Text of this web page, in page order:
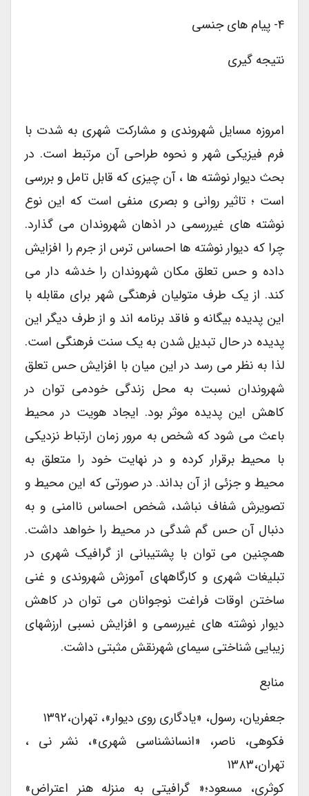
نتیجه گیری
امروزه مسایل شهروندی و مشارکت شهری به شدت با
فرم فیزیکی شهر و نحوه طراحی آن مرتبط است. در
بحث دیوار نوشته ها ، آن چیزی که قابل تامل و بررسی
است ؛ تاثیر روانی و بصری منفی است که این نوع
نوشته های غیررسمی در اذهان شهروندان می گذارد.
چرا که دیوار نوشته ها احساس ترس از جرم را افزایش
داده و حس تعلق مکان شهروندان را خدشه دار می
کند. از یک طرف متولیان فرهنگی شهر برای مقابله با
این پدیده بیگانه و فاقد برنامه اند و از طرف دیگر این
پدیده در حال تبدیل شدن به یک سنت فرهنگی است.
لذا به نظر می رسد در این میان با افزایش حس تعلق
شهروندان نسبت به محل زندگی خودمی توان در
کاهش این پدیده موثر بود. ایجاد هویت در محیط
باعث می شود که شخص به مرور زمان ارتباط نزدیکی
با محیط برقرار کرده و در نهایت خود را متعلق به
محیط و جزئی از آن بداند. در صورتی که این محیط و
تصویرش شفاف نباشد، شخص احساس ناامنی و به
دنبال آن حس گم شدگی در محیط را خواهد داشت.
همچنین می توان با پشتیبانی از گرافیک شهری در
تبلیغات شهری و کارگاههای آموزش شهروندی و غنی
ساختن اوقات فراغت نوجوانان می توان در کاهش
دیوار نوشته های غیررسمی و افزایش نسبی ارزشهای
زیبایی شناختی سیمای شهرنقش مثبتی داشت.
منابع
جعفریان، رسول، «یادگاری روی دیوار»، تهران،۱۳۹۲
فکوهی، ناصر، «انسانشناسی شهری»، نشر نی ،
تهران،۱۳۸۳
کوثری، مسعود؛« گرافیتی به منزله هنر اعتراض»